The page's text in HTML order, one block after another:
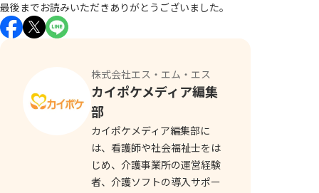
最後までお読みいただきありがとうございました。
株式会社エス・エム・エス
カイポケメディア編集
部
カイポケメディア編集部に
は、看護師や社会福祉士をは
じめ、介護事業所の運営経験
者、介護ソフトの導入サポー